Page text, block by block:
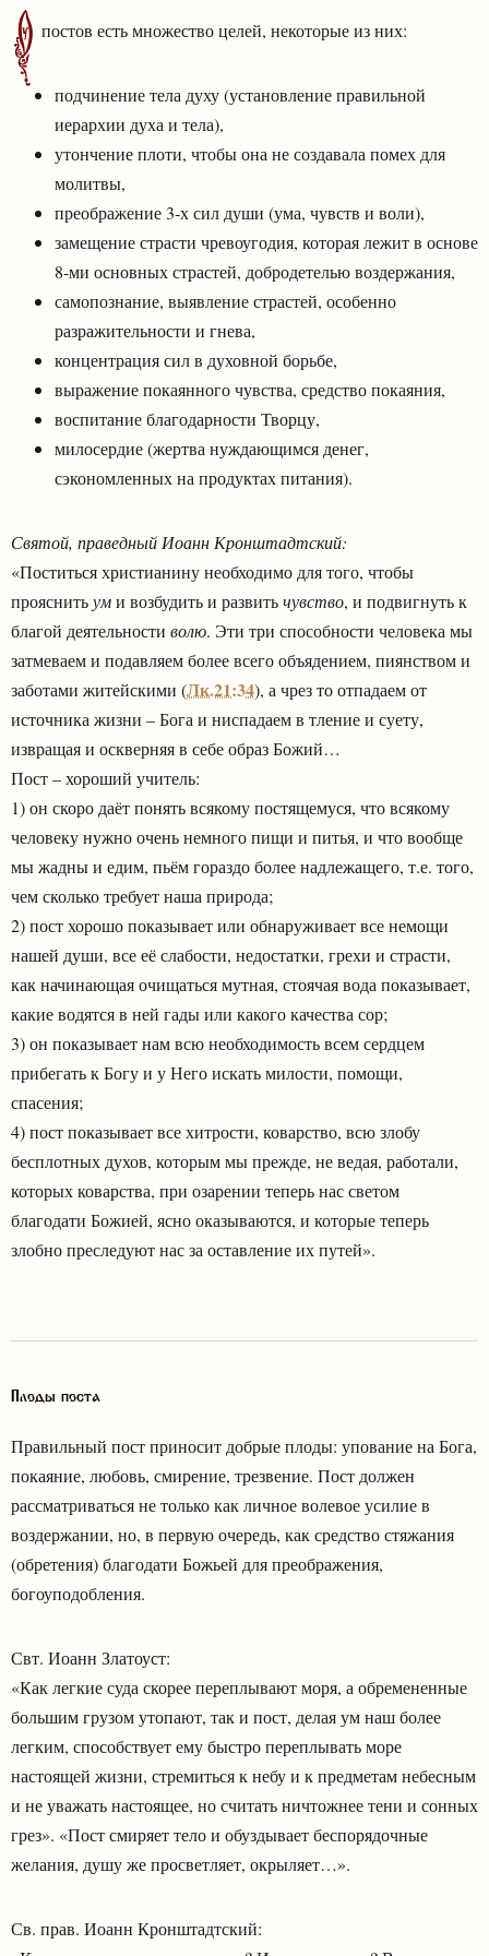
У постов есть множество целей, некоторые из них:
подчинение тела духу (установление правильной
иерархии духа и тела),
утончение плоти, чтобы она не создавала помех для
молитвы,
преображение 3‑х сил души (ума, чувств и воли),
замещение страсти чревоугодия, которая лежит в основе
8‑ми основных страстей, добродетелью воздержания,
самопознание, выявление страстей, особенно
разражительности и гнева,
концентрация сил в духовной борьбе,
выражение покаянного чувства, средство покаяния,
воспитание благодарности Творцу,
милосердие (жертва нуждающимся денег,
сэкономленных на продуктах питания).
Святой, праведный Иоанн Кронштадтский:
«Поститься христианину необходимо для того, чтобы
прояснитьуми возбудить и развитьчувство, и подвигнуть к
благой деятельности волю. Эти три способности человека мы
затмеваем и подавляем более всего объядением, пиянством и
заботами житейскими (Лк.21:34), а чрез то отпадаем от
источника жизни – Бога и ниспадаем в тление и суету,
извращая и оскверняя в себе образ Божий…
Пост – хороший учитель:
1) он скоро даёт понять всякому постящемуся, что всякому
человеку нужно очень немного пищи и питья, и что вообще
мы жадны и едим, пьём гораздо более надлежащего, т.е. того,
чем сколько требует наша природа;
2) пост хорошо показывает или обнаруживает все немощи
нашей души, все её слабости, недостатки, грехи и страсти,
как начинающая очищаться мутная, стоячая вода показывает,
какие водятся в ней гады или какого качества сор;
3) он показывает нам всю необходимость всем сердцем
прибегать к Богу и у Него искать милости, помощи,
спасения;
4) пост показывает все хитрости, коварство, всю злобу
бесплотных духов, которым мы прежде, не ведая, работали,
которых коварства, при озарении теперь нас светом
благодати Божией, ясно оказываются, и которые теперь
злобно преследуют нас за оставление их путей».
Плоды поста
Правильный пост приносит добрые плоды: упование на Бога,
покаяние, любовь, смирение, трезвение. Пост должен
рассматриваться не только как личное волевое усилие в
воздержании, но, в первую очередь, как средство стяжания
(обретения) благодати Божьей для преображения,
богоуподобления.
Свт. Иоанн Златоуст:
«Как легкие суда скорее переплывают моря, а обремененные
большим грузом утопают, так и пост, делая ум наш более
легким, способствует ему быстро переплывать море
настоящей жизни, стремиться к небу и к предметам небесным
и не уважать настоящее, но считать ничтожнее тени и сонных
грез». «Пост смиряет тело и обуздывает беспорядочные
желания, душу же просветляет, окрыляет…».
Св. прав. Иоанн Кронштадтский: